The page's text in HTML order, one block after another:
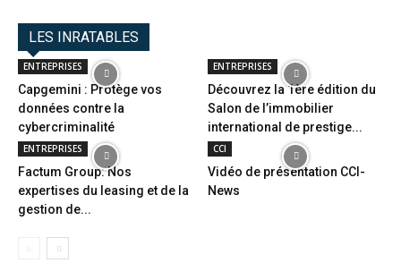
LES INRATABLES
ENTREPRISES
Capgemini : Protège vos
données contre la
cybercriminalité
ENTREPRISES
Découvrez la 1ère édition du
Salon de l’immobilier
international de prestige...
ENTREPRISES
Factum Group: Nos
expertises du leasing et de la
gestion de...
CCI
Vidéo de présentation CCI-
News